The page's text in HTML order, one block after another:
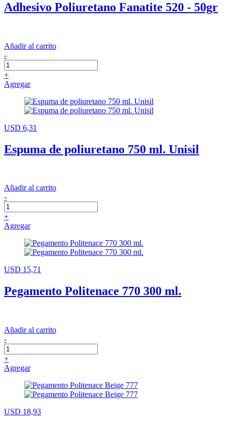
Adhesivo Poliuretano Fanatite 520 - 50gr
Añadir al carrito
-
+
Agregar
USD 6,31
Espuma de poliuretano 750 ml. Unisil
Añadir al carrito
-
+
Agregar
USD 15,71
Pegamento Politenace 770 300 ml.
Añadir al carrito
-
+
Agregar
USD 18,93